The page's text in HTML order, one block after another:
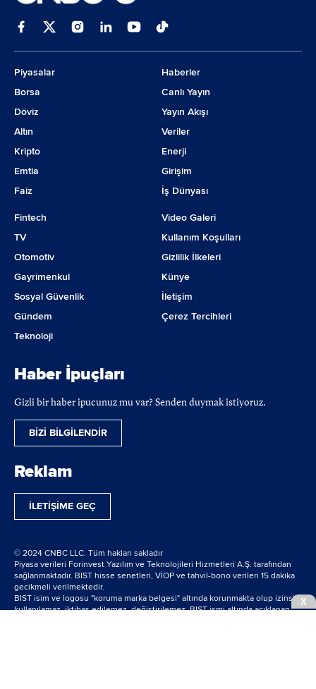
Piyasalar
Borsa
Döviz
Altın
Kripto
Emtia
Faiz
Haberler
Canlı Yayın
Yayın Akışı
Veriler
Enerji
Girişim
İş Dünyası
Fintech
TV
Otomotiv
Gayrimenkul
Sosyal Güvenlik
Gündem
Teknoloji
Video Galeri
Kullanım Koşulları
Gizlilik İlkeleri
Künye
İletişim
Çerez Tercihleri
Haber İpuçları
Gizli bir haber ipucunuz mu var? Senden duymak istiyoruz.
BİZİ BİLGİLENDİR
Reklam
İLETİŞİME GEÇ
© 2024 CNBC LLC. Tüm hakları sakladır
Piyasa verileri Forinvest Yazılım ve Teknolojileri Hizmetleri A.Ş. tarafından
sağlanmaktadır. BIST hisse senetleri, VİOP ve tahvil-bono verileri 15 dakika
gecikmeli verilmektedir.
BIST isim ve logosu "koruma marka belgesi" altında korunmakta olup izinsiz
kullanılamaz, iktibas edilemez, değiştirilemez. BIST ismi altında açıklanan
X